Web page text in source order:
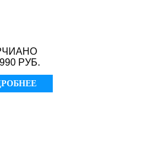
РУБ.